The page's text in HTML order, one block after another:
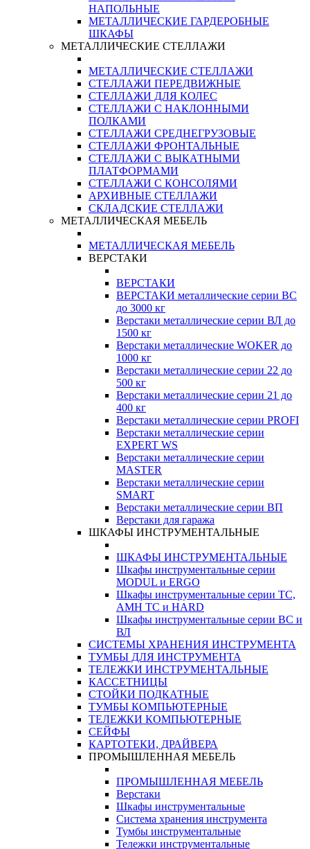
НАПОЛЬНЫЕ
МЕТАЛЛИЧЕСКИЕ ГАРДЕРОБНЫЕ
ШКАФЫ
МЕТАЛЛИЧЕСКИЕ СТЕЛЛАЖИ
МЕТАЛЛИЧЕСКИЕ СТЕЛЛАЖИ
СТЕЛЛАЖИ ПЕРЕДВИЖНЫЕ
СТЕЛЛАЖИ ДЛЯ КОЛЕС
СТЕЛЛАЖИ С НАКЛОННЫМИ
ПОЛКАМИ
СТЕЛЛАЖИ СРЕДНЕГРУЗОВЫЕ
СТЕЛЛАЖИ ФРОНТАЛЬНЫЕ
СТЕЛЛАЖИ С ВЫКАТНЫМИ
ПЛАТФОРМАМИ
СТЕЛЛАЖИ С КОНСОЛЯМИ
АРХИВНЫЕ СТЕЛЛАЖИ
СКЛАДСКИЕ СТЕЛЛАЖИ
МЕТАЛЛИЧЕСКАЯ МЕБЕЛЬ
МЕТАЛЛИЧЕСКАЯ МЕБЕЛЬ
ВЕРСТАКИ
ВЕРСТАКИ
ВЕРСТАКИ металлические серии ВС
до 3000 кг
Верстаки металлические серии ВЛ до
1500 кг
Верстаки металлические WOKER до
1000 кг
Верстаки металлические серии 22 до
500 кг
Верстаки металлические серии 21 до
400 кг
Верстаки металлические серии PROFI
Верстаки металлические серии
EXPERT WS
Верстаки металлические серии
MASTER
Верстаки металлические серии
SMART
Верстаки металлические серии ВП
Верстаки для гаража
ШКАФЫ ИНСТРУМЕНТАЛЬНЫЕ
ШКАФЫ ИНСТРУМЕНТАЛЬНЫЕ
Шкафы инструментальные серии
MODUL и ERGO
Шкафы инструментальные серии ТС,
АМН ТС и HARD
Шкафы инструментальные серии ВС и
ВЛ
СИСТЕМЫ ХРАНЕНИЯ ИНСТРУМЕНТА
ТУМБЫ ДЛЯ ИНСТРУМЕНТА
ТЕЛЕЖКИ ИНСТРУМЕНТАЛЬНЫЕ
КАССЕТНИЦЫ
СТОЙКИ ПОДКАТНЫЕ
ТУМБЫ КОМПЬЮТЕРНЫЕ
ТЕЛЕЖКИ КОМПЬЮТЕРНЫЕ
СЕЙФЫ
КАРТОТЕКИ, ДРАЙВЕРА
ПРОМЫШЛЕННАЯ МЕБЕЛЬ
ПРОМЫШЛЕННАЯ МЕБЕЛЬ
Верстаки
Шкафы инструментальные
Система хранения инструмента
Тумбы инструментальные
Тележки инструментальные